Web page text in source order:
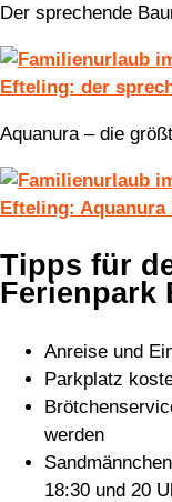
Der sprechende
Aquanura – die
Tipps für
Ferienpark
Anreise und
Parkplatz
werden
18:30 und 20